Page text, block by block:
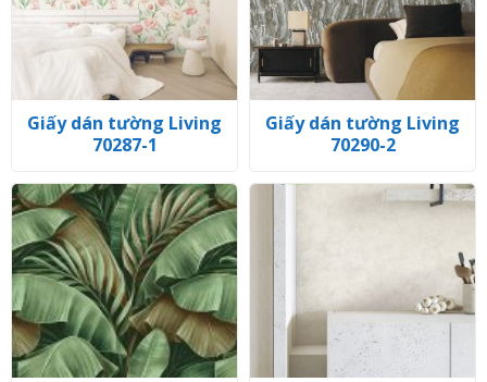
Giấy dán tường Living
70287-1
Giấy dán tường Living
70290-2